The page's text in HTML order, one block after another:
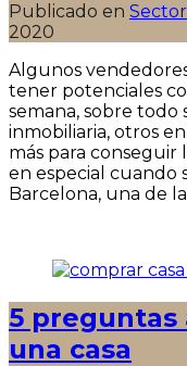
Publicado en
2020
Algunos
tener potenciales
semana, sobre todo
inmobiliaria, otros
más para conseguir
en especial cuando
Barcelona, una de
5 preguntas
una casa